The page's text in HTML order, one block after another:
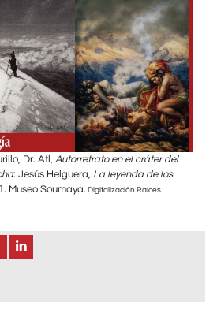
Dr. Atl, Autorretrato en el cráter del
: Jesús Helguera, La leyenda de los
Museo Soumaya. Digitalización Raíces